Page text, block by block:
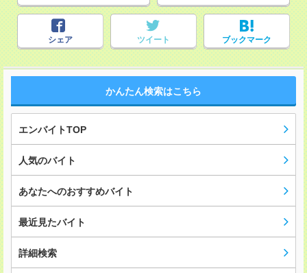
シェア ツイート ブックマーク
かんたん検索はこちら
エンバイトTOP
人気のバイト
あなたへのおすすめバイト
最近見たバイト
詳細検索